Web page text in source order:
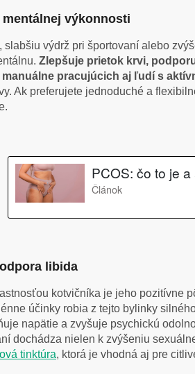
výkonnosti
slabšiu výdrž pri športovaní alebo
Zlepšuje prietok krvi,
pracujúcich aj ľudí s
Ak preferujete jednoduché a
libida
kotvičníka je jeho pozitívne
účinky robia z tejto bylinky
napätie a zvyšuje psychickú
dochádza nielen k zvýšeniu
tinktúra, ktorá je vhodná aj pre